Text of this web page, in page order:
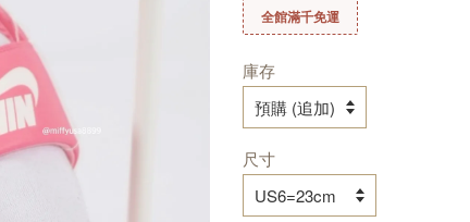
全館滿千免運
庫存
尺寸